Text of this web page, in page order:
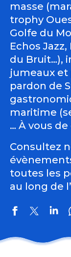
masse
trophy
Golfe du
Echos
du Bruit…),
jumeaux et
pardon de
maritime
… À vous de
Consultez
toutes les
au long de